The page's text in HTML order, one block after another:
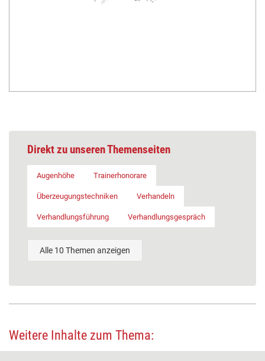
Direkt zu unseren Themenseiten
Augenhöhe Trainerhonorare
Überzeugungstechniken Verhandeln
Verhandlungsführung Verhandlungsgespräch
Alle 10 Themen anzeigen
Weitere Inhalte zum Thema: